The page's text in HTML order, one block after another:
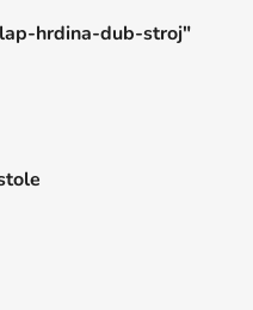
hrdina-dub-stroj"